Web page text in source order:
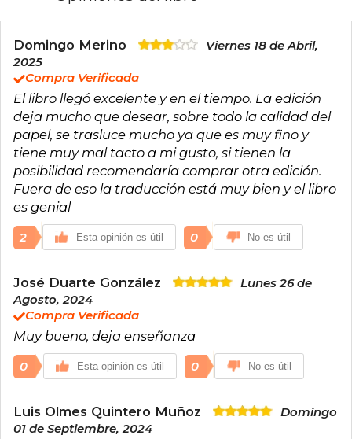
El arte de amar (1956), El miedo a la libertad (1941)
consumismo y la alienación. Su legado sigue
vigente en los debates sobre ética,
individualismo y bienestar psicológico.
Domingo Merino
Viernes 18 de Abril,
2025
Compra Verificada
El libro llegó excelente y en el tiempo. La edición
deja mucho que desear, sobre todo la calidad del
papel, se trasluce mucho ya que es muy fino y
tiene muy mal tacto a mi gusto, si tienen la
posibilidad recomendaría comprar otra edición.
Fuera de eso la traducción está muy bien y el libro
es genial
2 Esta opinión es útil 0 No es útil
José Duarte González
Lunes 26 de
Agosto, 2024
Compra Verificada
Muy bueno, deja enseñanza
0 Esta opinión es útil 0 No es útil
Luis Olmes Quintero Muñoz
Domingo
01 de Septiembre, 2024